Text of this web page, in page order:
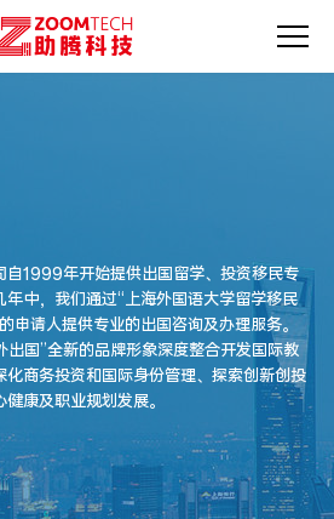
自1999年开始提供出国留学、投资移民专
中，我们通过“上海外国语大学留学移民
申请人提供专业的出国咨询及办理服务。
国”全新的品牌形象深度整合开发国际教
化商务投资和国际身份管理、探索创新创投
康及职业规划发展。